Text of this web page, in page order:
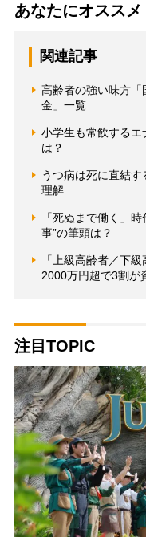
あなたにオススメ
関連記事
高齢者の強い味方「
金」一覧
小学生も常飲する
は？
うつ病は死に直結
理解
「死ぬまで働く」
事”の筆頭は？
「上級高齢者／下
2000万円超で3割が
注目TOPIC